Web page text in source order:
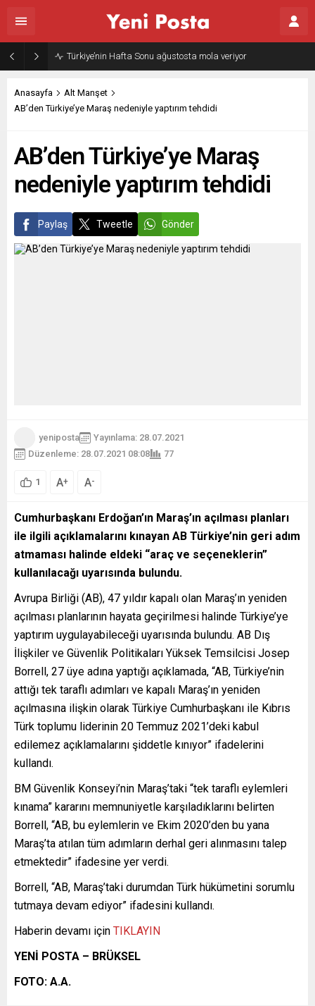
Türkiye’nin Hafta Sonu ağustosta mola veriyor
Anasayfa
Alt Manşet
AB’den Türkiye’ye Maraş nedeniyle yaptırım tehdidi
AB’den Türkiye’ye Maraş
nedeniyle yaptırım tehdidi
Paylaş Tweetle Gönder
yeniposta
Yayınlama: 28.07.2021
Düzenleme: 28.07.2021 08:08
77
1 A+ A-
Cumhurbaşkanı Erdoğan’ın Maraş’ın açılması planları
ile ilgili açıklamalarını kınayan AB Türkiye’nin geri adım
atmaması halinde eldeki “araç ve seçeneklerin”
kullanılacağı uyarısında bulundu.
Avrupa Birliği (AB), 47 yıldır kapalı olan Maraş’ın yeniden
açılması planlarının hayata geçirilmesi halinde Türkiye’ye
yaptırım uygulayabileceği uyarısında bulundu. AB Dış
İlişkiler ve Güvenlik Politikaları Yüksek Temsilcisi Josep
Borrell, 27 üye adına yaptığı açıklamada, “AB, Türkiye’nin
attığı tek taraflı adımları ve kapalı Maraş’ın yeniden
açılmasına ilişkin olarak Türkiye Cumhurbaşkanı ile Kıbrıs
Türk toplumu liderinin 20 Temmuz 2021’deki kabul
edilemez açıklamalarını şiddetle kınıyor” ifadelerini
kullandı.
BM Güvenlik Konseyi’nin Maraş’taki “tek taraflı eylemleri
kınama” kararını memnuniyetle karşıladıklarını belirten
Borrell, “AB, bu eylemlerin ve Ekim 2020’den bu yana
Maraş’ta atılan tüm adımların derhal geri alınmasını talep
etmektedir” ifadesine yer verdi.
Borrell, “AB, Maraş’taki durumdan Türk hükümetini sorumlu
tutmaya devam ediyor” ifadesini kullandı.
Haberin devamı için TIKLAYIN
YENİ POSTA – BRÜKSEL
FOTO: A.A.